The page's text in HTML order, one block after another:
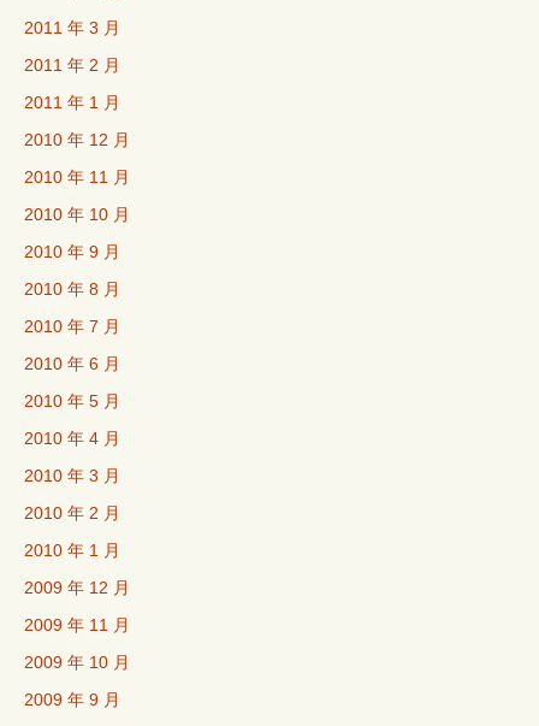
2011 年 3 月
2011 年 2 月
2011 年 1 月
2010 年 12 月
2010 年 11 月
2010 年 10 月
2010 年 9 月
2010 年 8 月
2010 年 7 月
2010 年 6 月
2010 年 5 月
2010 年 4 月
2010 年 3 月
2010 年 2 月
2010 年 1 月
2009 年 12 月
2009 年 11 月
2009 年 10 月
2009 年 9 月